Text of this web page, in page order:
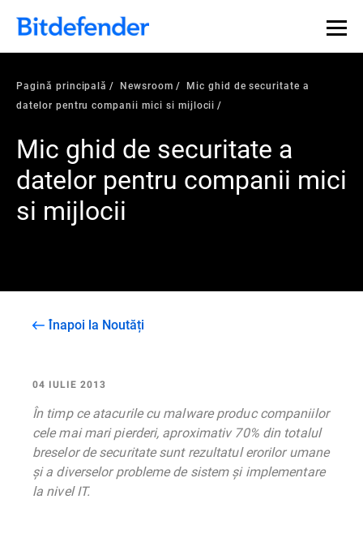
Pagină principală Newsroom
Mic ghid de securitate a
datelor pentru companii mici si mijlocii
Mic ghid de securitate a
datelor pentru companii mici
si mijlocii
Înapoi la Noutăți
04 IULIE 2013
În timp ce atacurile cu malware produc companiilor
cele mai mari pierderi, aproximativ 70% din totalul
breselor de securitate sunt rezultatul erorilor umane
și a diverselor probleme de sistem și implementare
la nivel IT.